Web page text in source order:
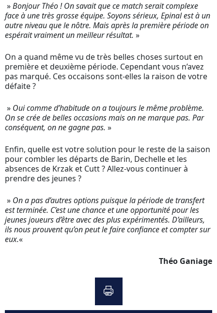
»Bonjour Théo ! On savait que ce match serait complexe
face à une très grosse équipe. Soyons sérieux, Epinal est à un
autre niveau que le nôtre. Mais après la première période on
espérait vraiment un meilleur résultat. »
On a quand même vu de très belles choses surtout en
première et deuxième période. Cependant vous n’avez
pas marqué. Ces occaisons sont-elles la raison de votre
défaite ?
» Oui comme d’habitude on a toujours le même problème.
On se crée de belles occasions mais on ne marque pas. Par
conséquent, on ne gagne pas. »
Enfin, quelle est votre solution pour le reste de la saison
pour combler les départs de Barin, Dechelle et les
absences de Krzak et Cutt ? Allez-vous continuer à
prendre des jeunes ?
» On a pas d’autres options puisque la période de transfert
est terminée. C’est une chance et une opportunité pour les
jeunes joueurs d’être avec des plus expérimentés. D’ailleurs,
ils nous prouvent qu’on peut le faire confiance et compter sur
eux.«
Théo Ganiage